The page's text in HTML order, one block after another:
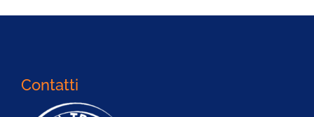
Contatti